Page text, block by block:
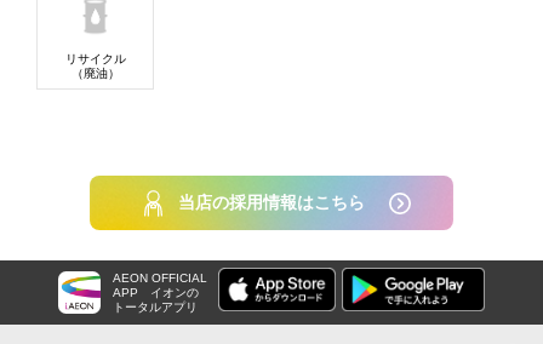
リサイクル
（廃油）
当店の採用情報はこちら
AEON OFFICIAL
APP
イオンの
トータルアプリ